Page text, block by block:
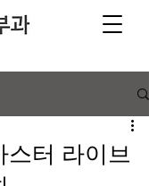
스터 라이브